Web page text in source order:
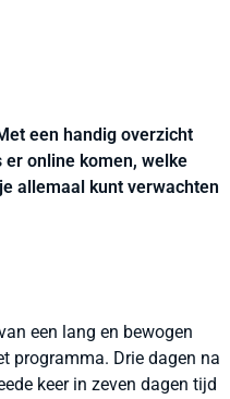
een handig overzicht
online komen, welke
allemaal kunt verwachten
een lang en bewogen
programma. Drie dagen na
keer in zeven dagen tijd